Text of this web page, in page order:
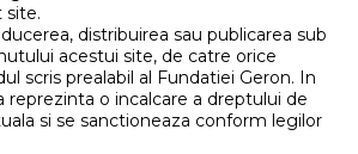
site.
distribuirea sau publicarea sub
acestui site, de catre orice
scris prealabil al Fundatiei Geron. In
reprezinta o incalcare a dreptului de
si se sanctioneaza conform legilor